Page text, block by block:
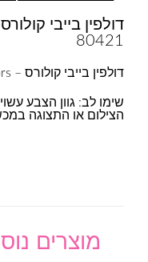
80421
דולפין בייבי קולורס – Himalaya dolphin baby colors
שימו לב: גוון הצבע
הצילום או התצוגה
מוצרים